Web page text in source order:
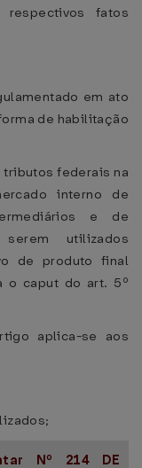
fatos
em ato
de habilitação
tributos federais na
interno de
e de
utilizados
de produto final
o caput do art. 5º
aplica-se aos
Nº 214 DE